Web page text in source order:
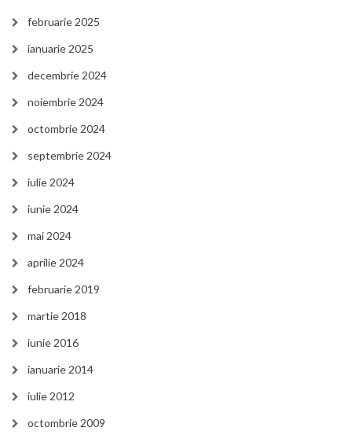
februarie 2025
ianuarie 2025
decembrie 2024
noiembrie 2024
octombrie 2024
septembrie 2024
iulie 2024
iunie 2024
mai 2024
aprilie 2024
februarie 2019
martie 2018
iunie 2016
ianuarie 2014
iulie 2012
octombrie 2009